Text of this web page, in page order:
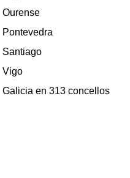
Ourense
Pontevedra
Santiago
Vigo
Galicia en 313 concellos